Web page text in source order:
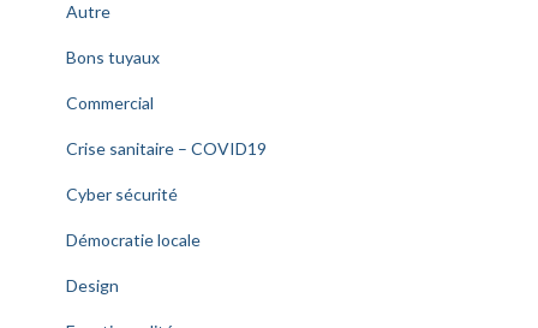
Autre
Bons tuyaux
Commercial
Crise sanitaire – COVID19
Cyber sécurité
Démocratie locale
Design